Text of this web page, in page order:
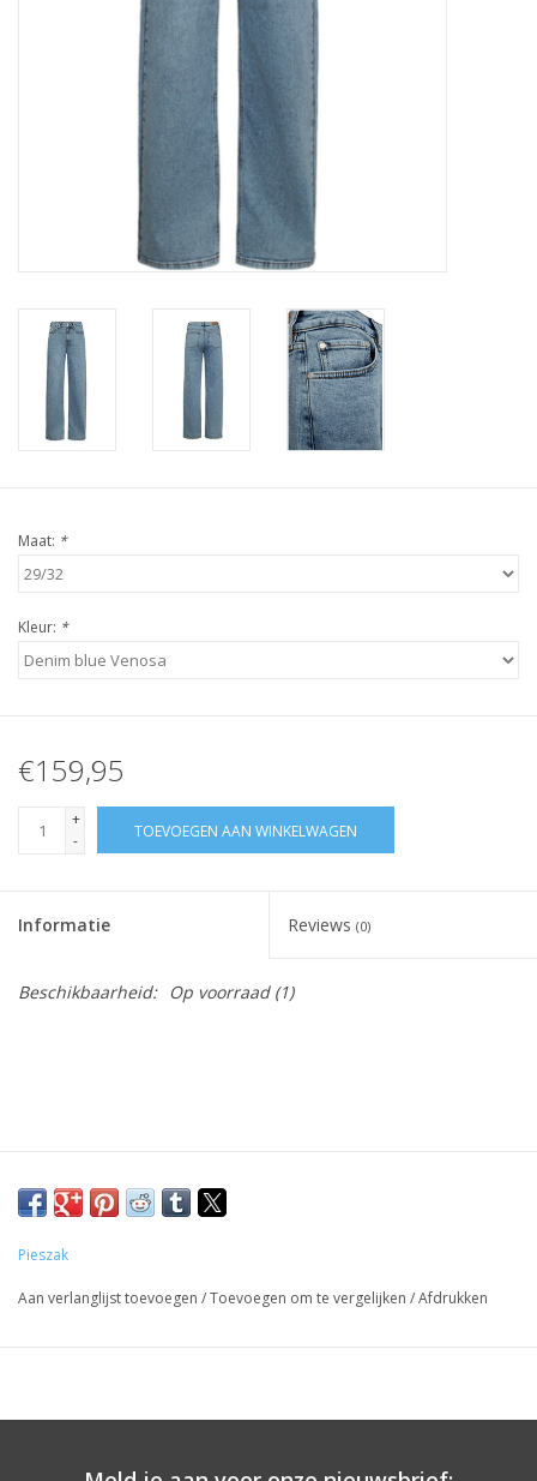
Maat: *
Kleur: *
€159,95
+
-
TOEVOEGEN AAN WINKELWAGEN
Informatie Reviews (0)
Beschikbaarheid: Op voorraad(1)
Pieszak
Aan verlanglijst toevoegen /Toevoegen om te vergelijken /Afdrukken